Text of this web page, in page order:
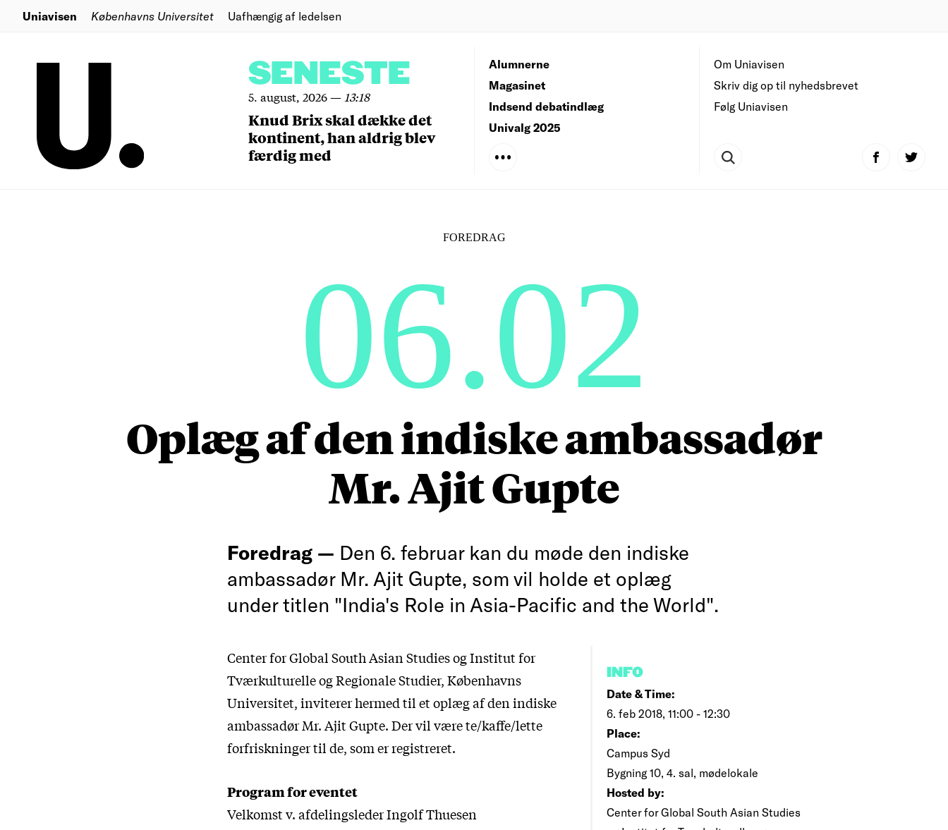
Uniavisen Københavns Universitet Uafhængig af ledelsen
SENESTE
5. august, 2026— 13:18
Knud Brix skal dække det
kontinent, han aldrig blev
færdig med
Om Uniavisen
Skriv dig op til nyhedsbrevet
Følg Uniavisen
Alumnerne
Magasinet
Indsend debatindlæg
Univalg 2025
FOREDRAG
06.02
Oplæg af den indiske ambassadør
Mr. Ajit Gupte
Foredrag — Den 6. februar kan du møde den indiske
ambassadør Mr. Ajit Gupte, som vil holde et oplæg
under titlen "India's Role in Asia-Pacific and the World".
INFO
Date & Time:
6. feb 2018, 11:00 - 12:30
Place:
Campus Syd
Bygning 10, 4. sal, mødelokale
Hosted by:
Center for Global South Asian Studies
Center for Global South Asian Studies og Institut for
Tværkulturelle og Regionale Studier, Københavns
Universitet, inviterer hermed til et oplæg af den indiske
ambassadør Mr. Ajit Gupte. Der vil være te/kaffe/lette
forfriskninger til de, som er registreret.
Program for eventet
Velkomst v. afdelingsleder Ingolf Thuesen